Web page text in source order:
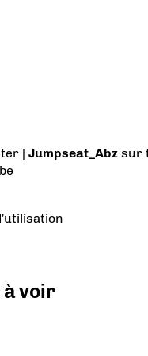
| Jumpseat_Abz sur
à voir